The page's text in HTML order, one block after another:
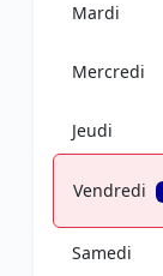
Mardi
Mercredi
Jeudi
Vendredi
Samedi